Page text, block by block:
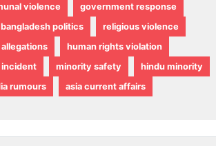
violence
government response
bangladesh politics
religious violence
human rights violation
minority safety
hindu minority
rumours
asia current affairs